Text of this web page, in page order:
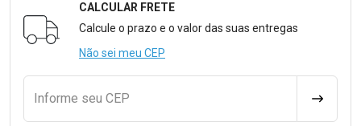
Formulário para Calcular o Frete
CALCULAR FRETE
Calcule o prazo e o valor das suas entregas
Não sei meu CEP
Informe seu CEP